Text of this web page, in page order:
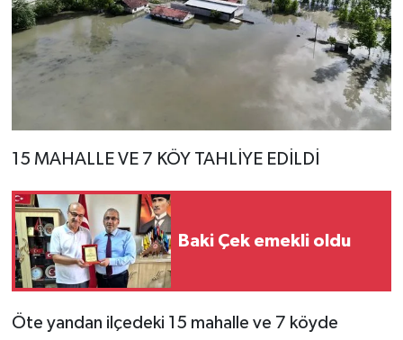
15 MAHALLE VE 7 KÖY TAHLİYE EDİLDİ
Baki Çek emekli oldu
Öte yandan ilçedeki 15 mahalle ve 7 köyde